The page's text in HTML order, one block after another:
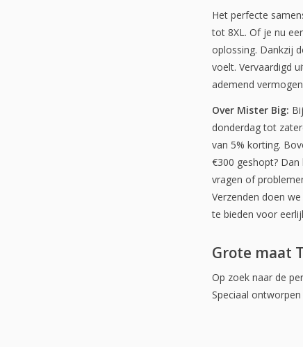
Het perfecte
tot 8XL. Of je nu
oplossing. Dankzij
voelt. Vervaardigd
ademend
Over Mister Big: Bij
donderdag tot
van 5% korting.
€300 geshopt?
vragen of
Verzenden doen
te bieden voor
Grote maat
Op zoek naar de
Speciaal